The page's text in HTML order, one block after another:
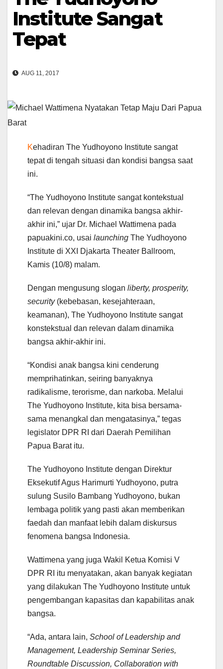
Institute Sangat
Tepat
AUG 11, 2017
Kehadiran The Yudhoyono Institute sangat
tepat di tengah situasi dan kondisi bangsa saat
ini.
“The Yudhoyono Institute sangat kontekstual
dan relevan dengan dinamika bangsa akhir-
akhir ini,” ujar Dr. Michael Wattimena pada
papuakini.co, usai launching The Yudhoyono
Institute di XXI Djakarta Theater Ballroom,
Kamis (10/8) malam.
Dengan mengusung slogan liberty, prosperity,
security(kebebasan, kesejahteraan,
keamanan), The Yudhoyono Institute sangat
konstekstual dan relevan dalam dinamika
bangsa akhir-akhir ini.
“Kondisi anak bangsa kini cenderung
memprihatinkan, seiring banyaknya
radikalisme, terorisme, dan narkoba. Melalui
The Yudhoyono Institute, kita bisa bersama-
sama menangkal dan mengatasinya,” tegas
legislator DPR RI dari Daerah Pemilihan
Papua Barat itu.
The Yudhoyono Institute dengan Direktur
Eksekutif Agus Harimurti Yudhoyono, putra
sulung Susilo Bambang Yudhoyono, bukan
lembaga politik yang pasti akan memberikan
faedah dan manfaat lebih dalam diskursus
fenomena bangsa Indonesia.
Wattimena yang juga Wakil Ketua Komisi V
DPR RI itu menyatakan, akan banyak kegiatan
yang dilakukan The Yudhoyono Institute untuk
pengembangan kapasitas dan kapabilitas anak
bangsa.
“Ada, antara lain, School of Leadership and
Management, Leadership Seminar Series,
Roundtable Discussion, Collaboration with